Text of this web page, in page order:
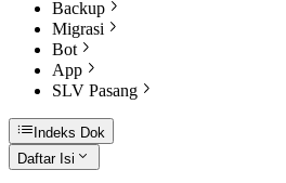
Backup
Migrasi
Bot
App
SLV Pasang
Indeks Dok
Daftar Isi